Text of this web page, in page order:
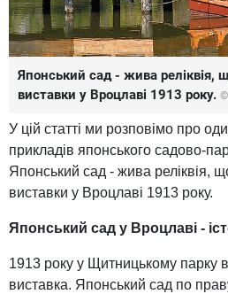
Японський сад - жива реліквія,
виставки у Вроцлаві 1913 року. ©
У цій статті ми розповімо про
прикладів японського садово-
Японський сад - жива реліквія,
виставки у Вроцлаві 1913 року.
Японський сад у Вроцлаві -
1913 року у Щитницькому парку
виставка. Японський сад по